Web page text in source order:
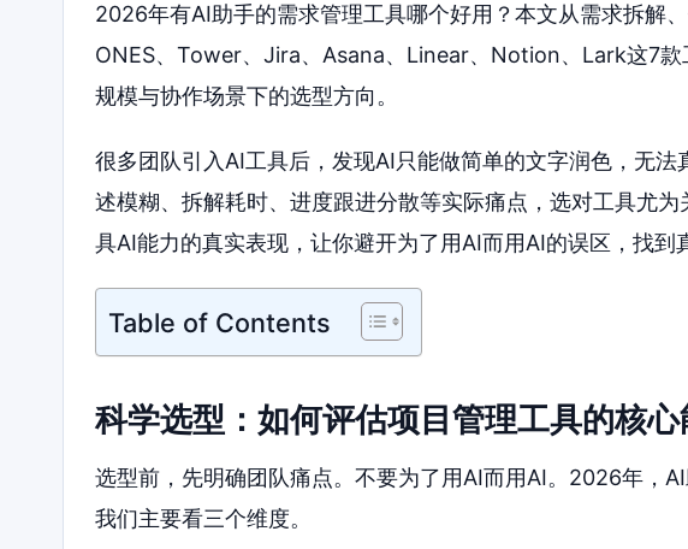
2026年有AI助手的需求管理工具哪个好用？本文从需求拆解
ONES、Tower、Jira、Asana、Linear、Notion、Lark这7款
规模与协作场景下的选型方向。
很多团队引入AI工具后，发现AI只能做简单的文字润色，无
述模糊、拆解耗时、进度跟进分散等实际痛点，选对工具尤
具AI能力的真实表现，让你避开为了用AI而用AI的误区，找到
Table of Contents
科学选型：如何评估项目管理工具的核心
选型前，先明确团队痛点。不要为了用AI而用AI。2026年，
我们主要看三个维度。